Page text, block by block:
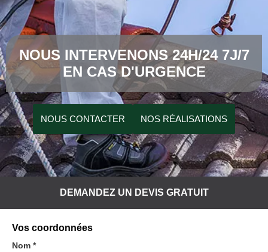
NOUS INTERVENONS 24H/24 7J/7
EN CAS D'URGENCE
NOUS CONTACTER NOS RÉALISATIONS
DEMANDEZ UN DEVIS GRATUIT
Vos coordonnées
Nom *